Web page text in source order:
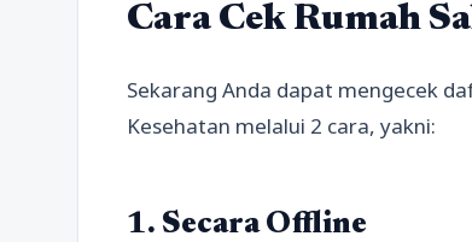
Cara Cek Rumah
Sekarang Anda dapat mengecek
Kesehatan melalui 2 cara, yakni:
1. Secara Offline